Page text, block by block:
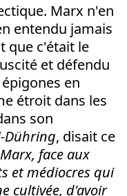
Marx n'en
entendu jamais
que c'était le
et défendu
en
étroit dans les
son
Dühring, disait ce
face aux
et médiocres qui
cultivée, d'avoir